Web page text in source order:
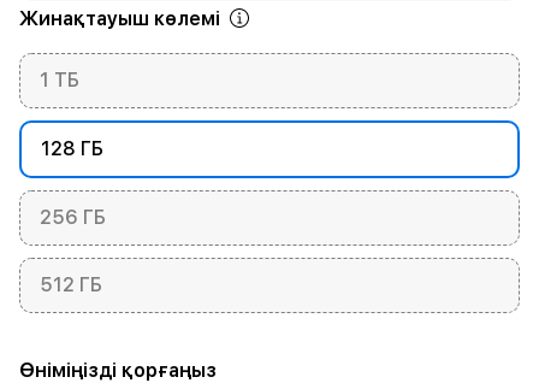
Жинақтауыш көлемі
1 ТБ
128 ГБ
256 ГБ
512 ГБ
Өніміңізді қорғаңыз